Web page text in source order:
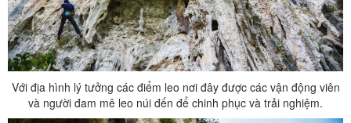
Với địa hình lý tưởng các điểm leo nơi đây được các vận động viên
và người đam mê leo núi đến để chinh phục và trải nghiệm.